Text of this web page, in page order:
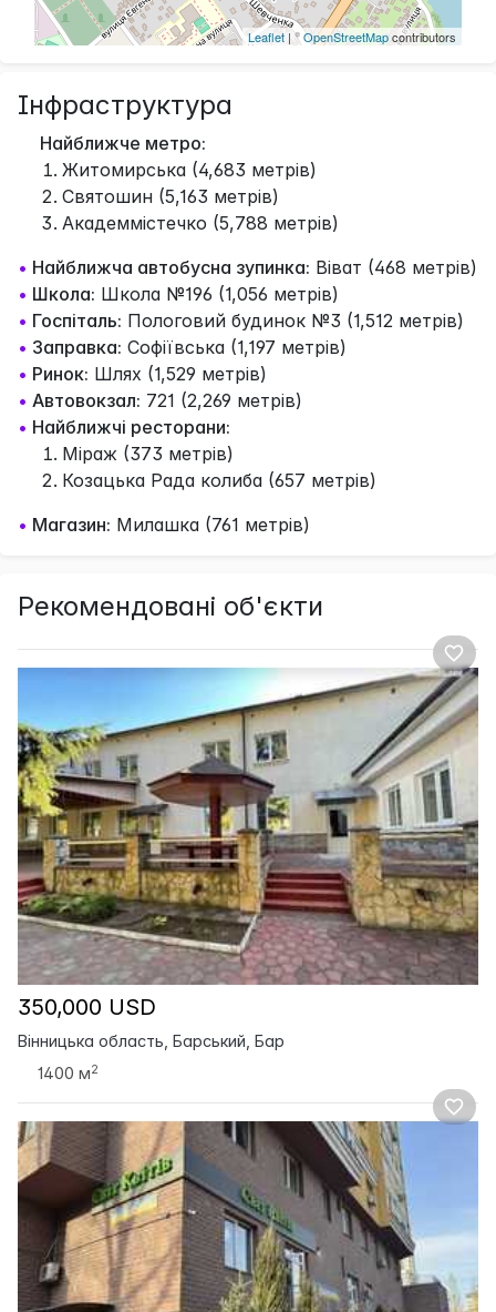
Leaflet | ©OpenStreetMapcontributors
Інфраструктура
Найближче метро:
Житомирська (4,683 метрів)
Святошин (5,163 метрів)
Академмістечко (5,788 метрів)
• Найближча автобусна зупинка: Віват (468 метрів)
• Школа: Школа №196 (1,056 метрів)
• Госпіталь: Пологовий будинок №3 (1,512 метрів)
• Заправка: Софіївська (1,197 метрів)
• Ринок: Шлях (1,529 метрів)
• Автовокзал: 721 (2,269 метрів)
• Найближчі ресторани:
Міраж (373 метрів)
Козацька Рада колиба (657 метрів)
• Магазин: Милашка (761 метрів)
Рекомендовані об'єкти
350,000 USD
Вінницька область, Барський, Бар
1400 м2